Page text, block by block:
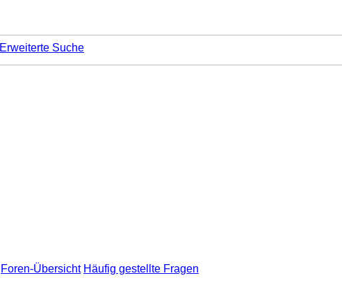
Erweiterte Suche
Foren-Übersicht Häufig gestellte Fragen